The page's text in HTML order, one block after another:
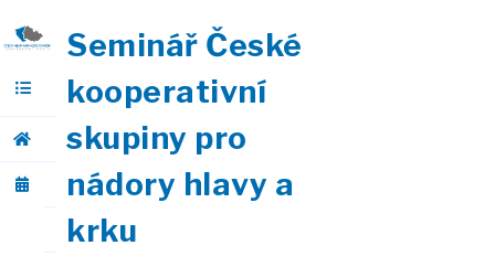
Seminář České
kooperativní
skupiny pro
nádory hlavy a
krku